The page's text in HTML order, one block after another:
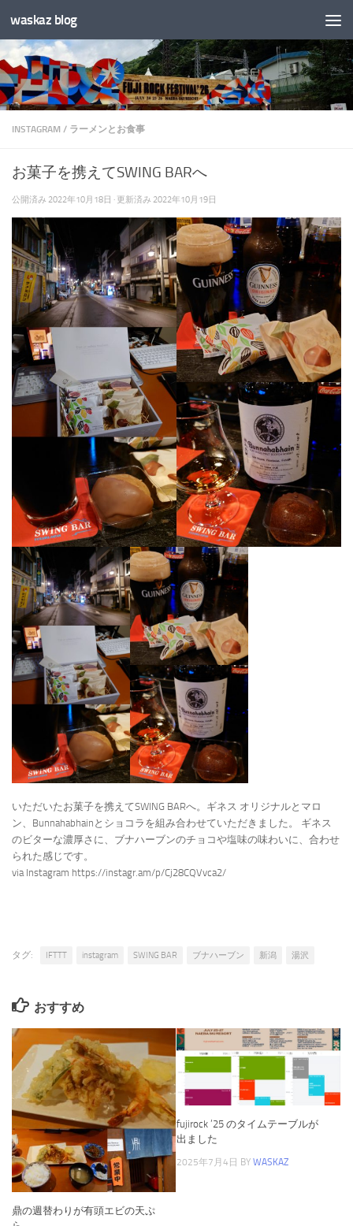
コンテンツへスキップ
waskaz blog
INSTAGRAM / ラーメンとお食事
お菓子を携えてSWING BARへ
公開済み 2022年10月18日 · 更新済み 2022年10月19日
いただいたお菓子を携えてSWING BARへ。ギネス オリジナルとマロ
ン、Bunnahabhainとショコラを組み合わせていただきました。 ギネス
のビターな濃厚さに、ブナハーブンのチョコや塩味の味わいに、合わせ
られた感じです。
via Instagram https://instagr.am/p/Cj28CQVvca2/
タグ: IFTTT instagram SWING BAR ブナハーブン 新潟 湯沢
おすすめ
鼎の週替わりが有頭エビの天ぷ
fujirock ’25 のタイムテーブルが
出ました
2025年7月4日 BY WASKAZ